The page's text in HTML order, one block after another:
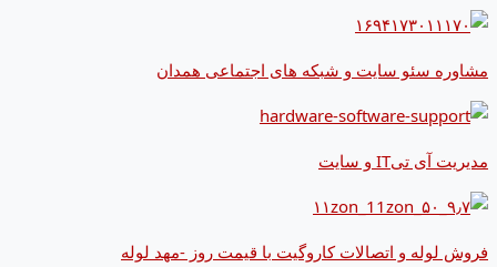
مشاوره سئو سایت و شبکه های اجتماعی همدان
مدیریت آی تیIT و سایت
فروش لوله و اتصالات کاروگیت با قیمت روز -مهد لوله